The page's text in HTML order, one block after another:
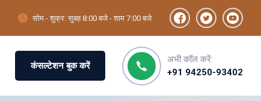
सोम - शुक्र: सुबह 8:00 बजे - शाम 7:00 बजे
कंसल्टेशन बुक करें
अभी कॉल करें:
+91 94250-93402